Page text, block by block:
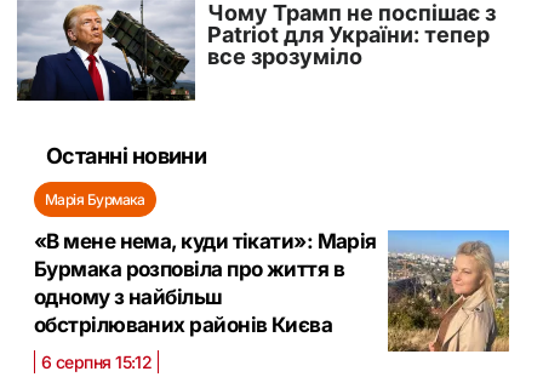
Останні новини
Марія Бурмака
«В мене нема, куди тікати»: Марія
Бурмака розповіла про життя в
одному з найбільш
обстрілюваних районів Києва
6 серпня 15:12